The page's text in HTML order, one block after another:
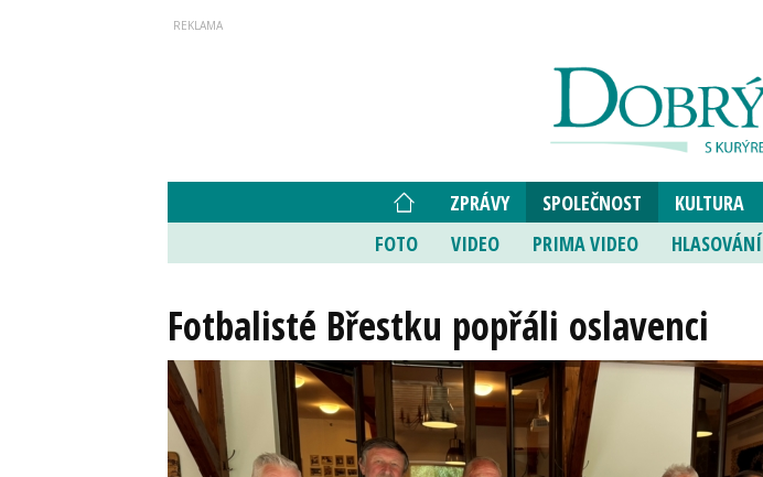
ZPRÁVY SPOLEČNOST KULTURA
FOTO
VIDEO PRIMA VIDEO HLASOVÁNÍ
Fotbalisté Břestku popřáli oslavenci